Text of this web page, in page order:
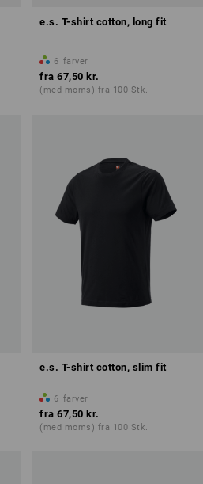
e.s. T-shirt cotton, long fit
6 farver
fra 67,50 kr.
(med moms) fra 100 Stk.
e.s. T-shirt cotton, slim fit
6 farver
fra 67,50 kr.
(med moms) fra 100 Stk.